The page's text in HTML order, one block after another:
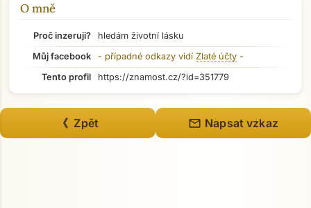
O mně
Proč inzeruji?
hledám životní lásku
Můj facebook
- případné odkazy vidí Zlaté účty -
Tento profil
https://znamost.cz/?id=351779
《 Zpět mail Napsat vzkaz